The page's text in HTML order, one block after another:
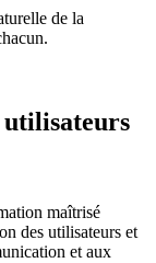
de la
utilisateurs
maîtrisé
des utilisateurs et
et aux